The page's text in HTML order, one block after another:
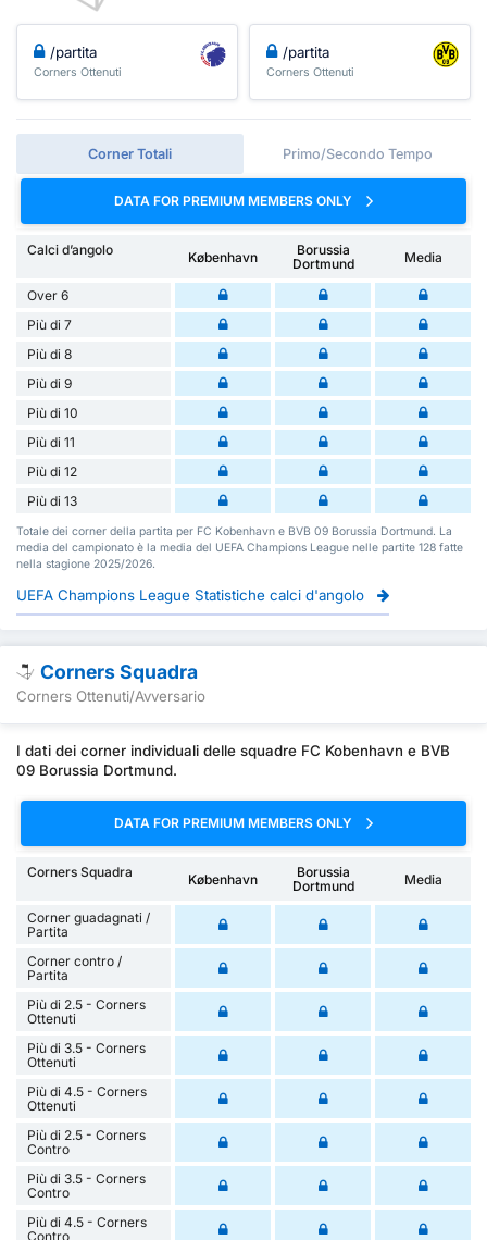
/partita
Corners Ottenuti
/partita
Corners Ottenuti
Corner Totali Primo/Secondo Tempo
DATA FOR PREMIUM MEMBERS ONLY
Calci d’angolo København
Borussia
Dortmund
Media
Over 6
Più di 7
Più di 8
Più di 9
Più di 10
Più di 11
Più di 12
Più di 13
Totale dei corner della partita per FC Kobenhavn e BVB 09 Borussia Dortmund. La
media del campionato è la media del UEFA Champions League nelle partite 128 fatte
nella stagione 2025/2026.
UEFA Champions League Statistiche calci d'angolo
Corners Squadra
Corners Ottenuti/Avversario
I dati dei corner individuali delle squadre FC Kobenhavn e BVB
09 Borussia Dortmund.
DATA FOR PREMIUM MEMBERS ONLY
Corners Squadra København
Borussia
Dortmund
Media
Corner guadagnati /
Partita
Corner contro /
Partita
Più di 2.5 - Corners
Ottenuti
Più di 3.5 - Corners
Ottenuti
Più di 4.5 - Corners
Ottenuti
Più di 2.5 - Corners
Contro
Più di 3.5 - Corners
Contro
Più di 4.5 - Corners
Contro